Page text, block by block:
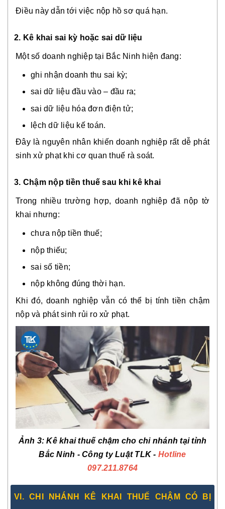
Điều này dẫn tới việc nộp hồ sơ quá hạn.
2. Kê khai sai kỳ hoặc sai dữ liệu
Một số doanh nghiệp tại Bắc Ninh hiện đang:
ghi nhận doanh thu sai kỳ;
sai dữ liệu đầu vào – đầu ra;
sai dữ liệu hóa đơn điện tử;
lệch dữ liệu kế toán.
Đây là nguyên nhân khiến doanh nghiệp rất dễ phát
sinh xử phạt khi cơ quan thuế rà soát.
3. Chậm nộp tiền thuế sau khi kê khai
Trong nhiều trường hợp, doanh nghiệp đã nộp tờ
khai nhưng:
chưa nộp tiền thuế;
nộp thiếu;
sai số tiền;
nộp không đúng thời hạn.
Khi đó, doanh nghiệp vẫn có thể bị tính tiền chậm
nộp và phát sinh rủi ro xử phạt.
Ảnh 3: Kê khai thuế chậm cho chi nhánh tại tỉnh
Bắc Ninh - Công ty Luật TLK - Hotline
097.211.8764
VI. CHI NHÁNH KÊ KHAI THUẾ CHẬM CÓ BỊ